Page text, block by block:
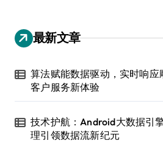
最新文章
算法赋能数据驱动，实时响应
客户服务新体验
技术护航：Android大数据引
理引领数据流新纪元